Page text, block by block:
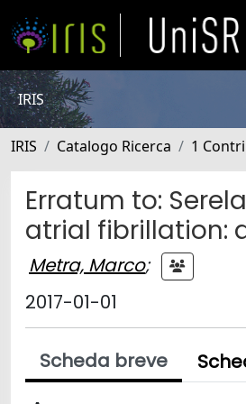
IRIS
IRIS Catalogo Ricerca 1
Erratum to:
atrial fibrillation:
Metra, Marco;
2017-01-01
Scheda breve